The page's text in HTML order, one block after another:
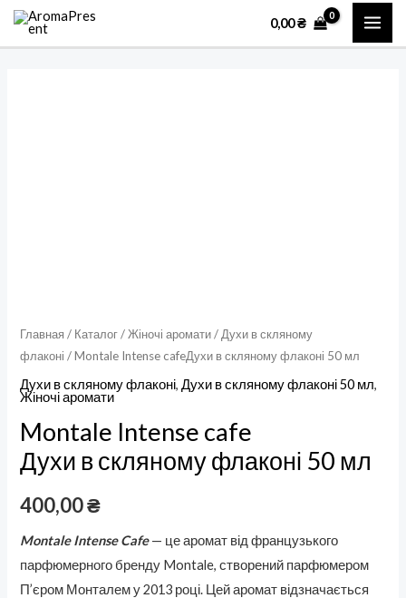
Перейти
0,00₴
Главная / Каталог/Жіночі аромати/ Духи в скляному
флаконі / Montale Intense cafeДухи в скляному флаконі 50 мл
Духи в скляному флаконі,Духи в скляному флаконі 50 мл,
Жіночі аромати
Montale Intense cafe
Духи в скляному флаконі 50 мл
400,00₴
Montale Intense Cafe— це аромат від французького
парфюмерного бренду Montale, створений парфюмером
П’єром Монталем у 2013 році. Цей аромат відзначається